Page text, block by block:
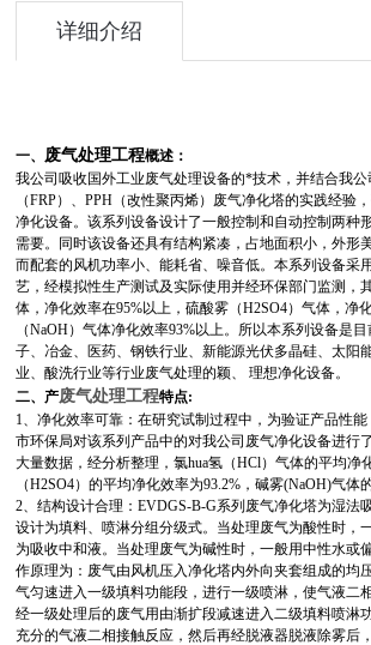
详细介绍
一、 废气处理工程概述：
我公司吸收国外工业废气处理设备的*技术，并结合我
（FRP）、PPH（改性聚丙烯）废气净化塔的实践经验
净化设备。该系列设备设计了一般控制和自动控制两种
需要。同时该设备还具有结构紧凑，占地面积小，外形
而配套的风机功率小、能耗省、噪音低。本系列设备采
艺，经模拟性生产测试及实际使用并经环保部门监测，
体，净化效率在95%以上，硫酸雾（H2SO4）气体，净
（NaOH）气体净化效率93%以上。所以本系列设备是
子、冶金、医药、钢铁行业、新能源光伏多晶硅、太阳
业、酸洗行业等行业废气处理的颖、 理想净化设备。
二、 产废气处理工程特点:
1、净化效率可靠：在研究试制过程中，为验证产品性能
市环保局对该系列产品中的对我公司废气净化设备进行
大量数据，经分析整理，氯hua氢（HCl）气体的平均净
（H2SO4）的平均净化效率为93.2%，碱雾(NaOH)气体
2、结构设计合理：EVDGS-B-G系列废气净化塔为湿法
设计为填料、喷淋分组分级式。当处理废气为酸性时，
为吸收中和液。当处理废气为碱性时，一般用中性水或
作原理为：废气由风机压入净化塔内外向夹套组成的均
气匀速进入一级填料功能段，进行一级喷淋，使气液二
经一级处理后的废气用由渐扩段减速进入二级填料喷淋
充分的气液二相接触反应，然后再经脱液器脱液除雾后